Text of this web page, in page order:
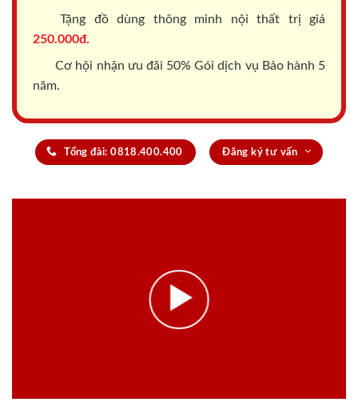
Tặng đồ dùng thông minh nội thất trị giá
250.000đ.
Cơ hội nhận ưu đãi 50% Gói dịch vụ Bảo hành 5
năm.
Tổng đài: 0818.400.400 Đăng ký tư vấn